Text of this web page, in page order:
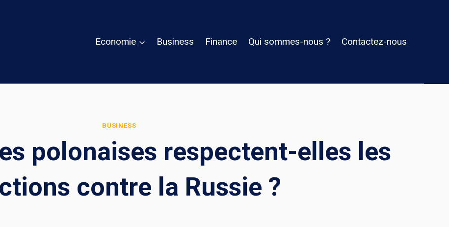
Economie Business Finance Qui sommes-nous ? Contactez-nous
BUSINESS
polonaises respectent-elles les
contre la Russie ?